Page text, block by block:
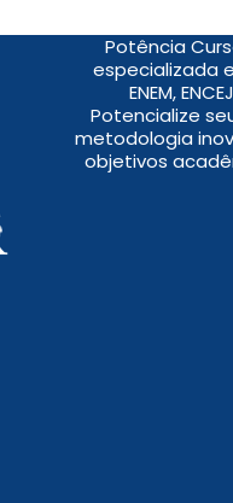
Potência
especializada
ENEM,
Potencialize
metodologia
objetivos